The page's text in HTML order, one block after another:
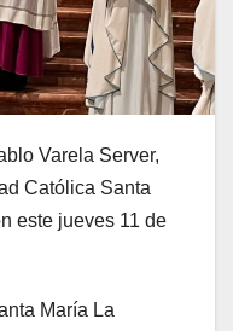
Varela Server,
Católica Santa
este jueves 11 de
María La